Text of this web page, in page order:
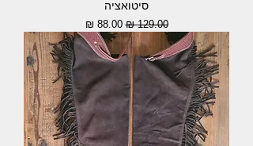
סיטואציה
מחיר רגיל‏129.00 ‏₪ מחיר מבצע‏88.00 ‏₪